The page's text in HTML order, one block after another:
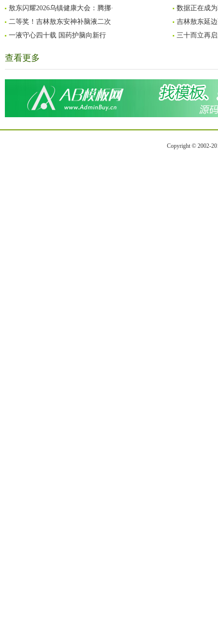
敖东闪耀2026乌镇健康大会：腾挪·
数据正在成
二等奖！吉林敖东安神补脑液二次
吉林敖东延
一液守心四十载 国药护脑向新行
三十而立再
查看更多
Copyright © 2002-